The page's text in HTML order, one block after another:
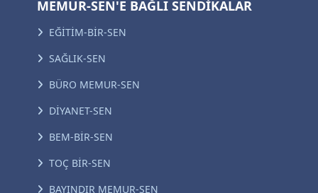
MEMUR-SEN'E BAĞLI SENDİKALAR
EĞİTİM-BİR-SEN
SAĞLIK-SEN
BÜRO MEMUR-SEN
DİYANET-SEN
BEM-BİR-SEN
TOÇ BİR-SEN
BAYINDIR MEMUR-SEN